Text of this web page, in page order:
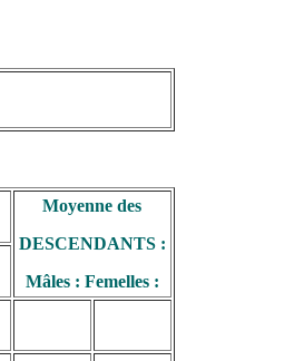
Moyenne des
DESCENDANTS :
Mâles : Femelles :